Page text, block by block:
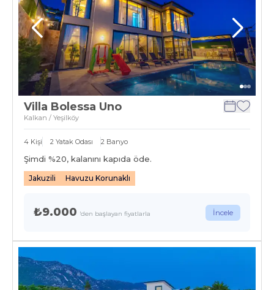
Villa Bolessa Uno
Kalkan / Yeşilköy
4 Kişi 2 Yatak Odası 2 Banyo
Şimdi %20, kalanını kapıda öde.
Jakuzili Havuzu Korunaklı
₺9.000 'den başlayan fiyatlarla İncele